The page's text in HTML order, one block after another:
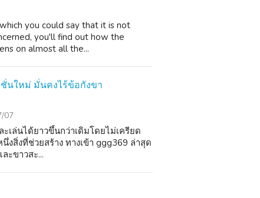
you could say that it is not
you'll find out how the
on almost all the...
ชั่นใหม่ มั่นคงไร้ข้อกังขา
07
เล่นได้ยาวขึ้นกว่าเดิมโดยไม่เครียด
สิ่งที่ช่วยสร้าง ทางเข้า ggg369 ล่าสุด
ะขาวสะ...